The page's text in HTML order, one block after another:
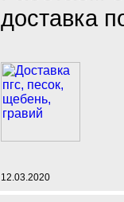
доставка
12.03.2020